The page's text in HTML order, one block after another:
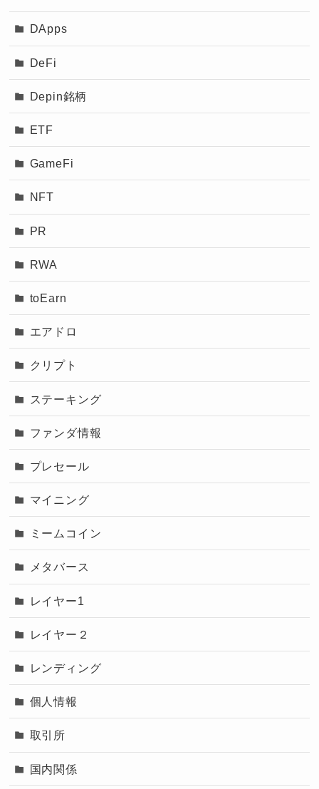
DApps
DeFi
Depin銘柄
ETF
GameFi
NFT
PR
RWA
toEarn
エアドロ
クリプト
ステーキング
ファンダ情報
プレセール
マイニング
ミームコイン
メタバース
レイヤー1
レイヤー２
レンディング
個人情報
取引所
国内関係